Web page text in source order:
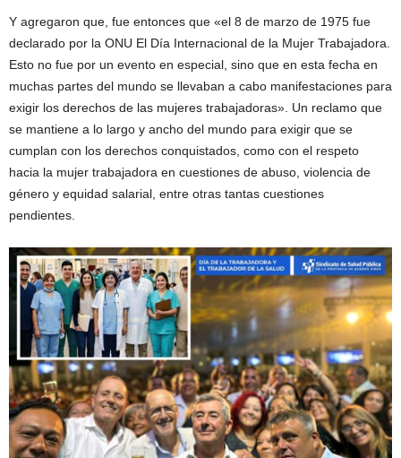
Y agregaron que, fue entonces que «el 8 de marzo de 1975 fue
declarado por la ONU El Día Internacional de la Mujer Trabajadora.
Esto no fue por un evento en especial, sino que en esta fecha en
muchas partes del mundo se llevaban a cabo manifestaciones para
exigir los derechos de las mujeres trabajadoras». Un reclamo que
se mantiene a lo largo y ancho del mundo para exigir que se
cumplan con los derechos conquistados, como con el respeto
hacia la mujer trabajadora en cuestiones de abuso, violencia de
género y equidad salarial, entre otras tantas cuestiones
pendientes.